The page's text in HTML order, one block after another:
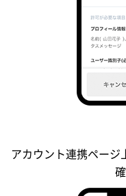
アカウント連携ページ